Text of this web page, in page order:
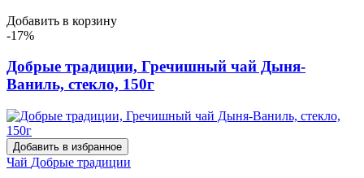
Добавить в корзину
-17%
Добрые традиции, Гречишный чай Дыня-
Ваниль, стекло, 150г
Добавить в избранное
Чай Добрые традиции